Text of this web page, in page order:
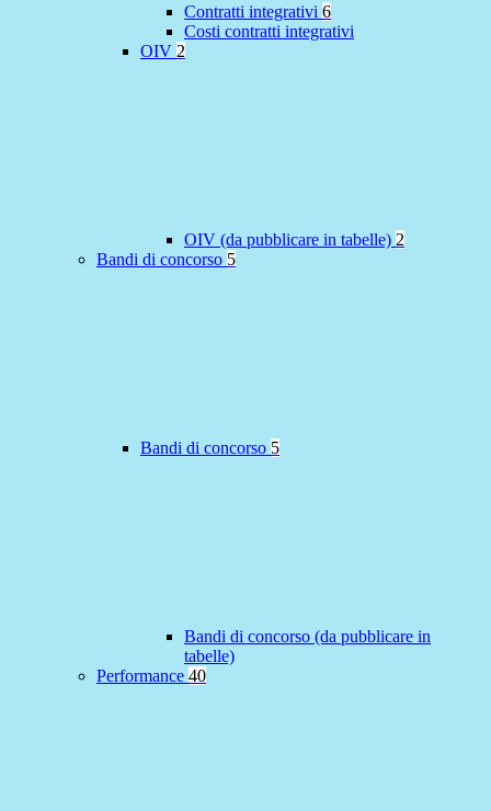
Contratti integrativi 6
Costi contratti integrativi
OIV 2
OIV (da pubblicare in tabelle) 2
Bandi di concorso 5
Bandi di concorso 5
Bandi di concorso (da pubblicare in
tabelle)
Performance 40